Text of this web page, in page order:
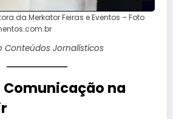
da Merkator Feiras e Eventos – Foto
Conteúdos Jornalísticos
na